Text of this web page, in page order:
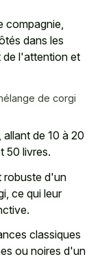
compagnie,
dans les
de l'attention et
de corgi
de 10 à 20
50 livres.
robuste d'un
ce qui leur
.
classiques
ou noires d'un